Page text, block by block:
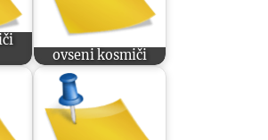
ovseni kosmiči